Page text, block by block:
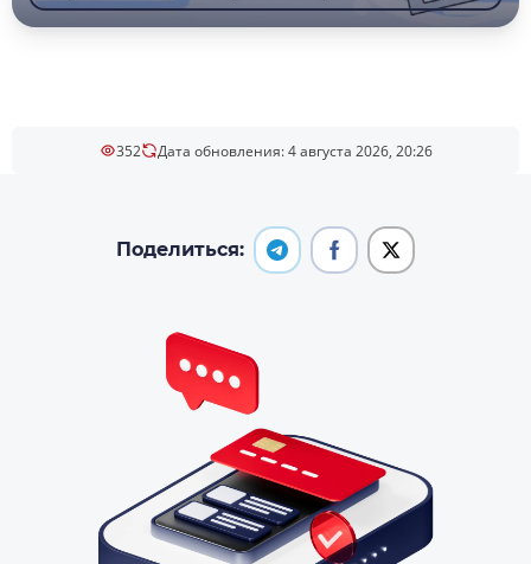
352 Дата обновления: 4 августа 2026, 20:26
Поделиться: